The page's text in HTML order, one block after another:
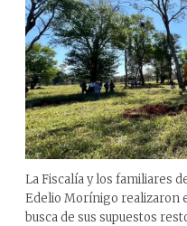
La Fiscalía y los familiares
Edelio Morínigo realizaron
busca de sus supuestos